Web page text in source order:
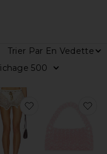
Trier Par
Affichage
ARIA
aux préférésAria Hand
ajouter aux